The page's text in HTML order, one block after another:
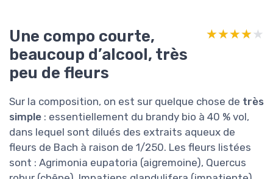
Une compo courte,
beaucoup d’alcool, très
peu de fleurs
★★★★★
★★★★★
Sur la composition, on est sur quelque chose de très
simple : essentiellement du brandy bio à 40 % vol,
dans lequel sont dilués des extraits aqueux de
fleurs de Bach à raison de 1/250. Les fleurs listées
sont : Agrimonia eupatoria (aigremoine), Quercus